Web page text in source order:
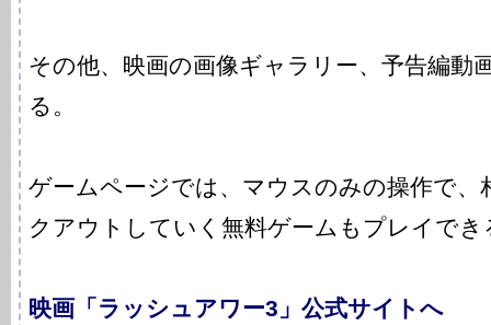
その他、映画の画像ギャラリー、予告編動
る。
ゲームページでは、マウスのみの操作で、
クアウトしていく無料ゲームもプレイでき
映画「ラッシュアワー3」公式サイトへ